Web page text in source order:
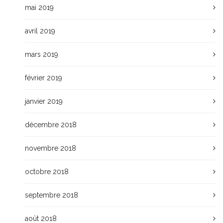
mai 2019
avril 2019
mars 2019
février 2019
janvier 2019
décembre 2018
novembre 2018
octobre 2018
septembre 2018
août 2018